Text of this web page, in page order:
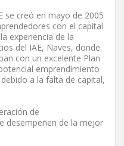
se creó en mayo de 2005
con el capital
experiencia de la
del IAE, Naves, donde
con un excelente Plan
emprendimiento
a la falta de capital,
de
desempeñen de la mejor